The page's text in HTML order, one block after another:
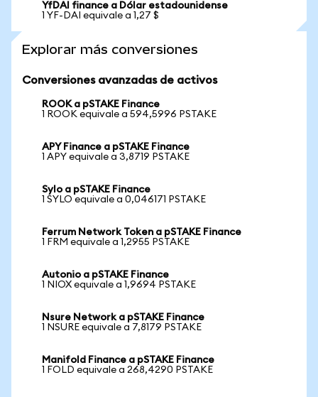
YfDAI finance a Dólar estadounidense
1 YF-DAI equivale a 1,27 $
Explorar más conversiones
Conversiones avanzadas de activos
ROOK a pSTAKE Finance
1 ROOK equivale a 594,5996 PSTAKE
APY Finance a pSTAKE Finance
1 APY equivale a 3,8719 PSTAKE
Sylo a pSTAKE Finance
1 SYLO equivale a 0,046171 PSTAKE
Ferrum Network Token a pSTAKE Finance
1 FRM equivale a 1,2955 PSTAKE
Autonio a pSTAKE Finance
1 NIOX equivale a 1,9694 PSTAKE
Nsure Network a pSTAKE Finance
1 NSURE equivale a 7,8179 PSTAKE
Manifold Finance a pSTAKE Finance
1 FOLD equivale a 268,4290 PSTAKE